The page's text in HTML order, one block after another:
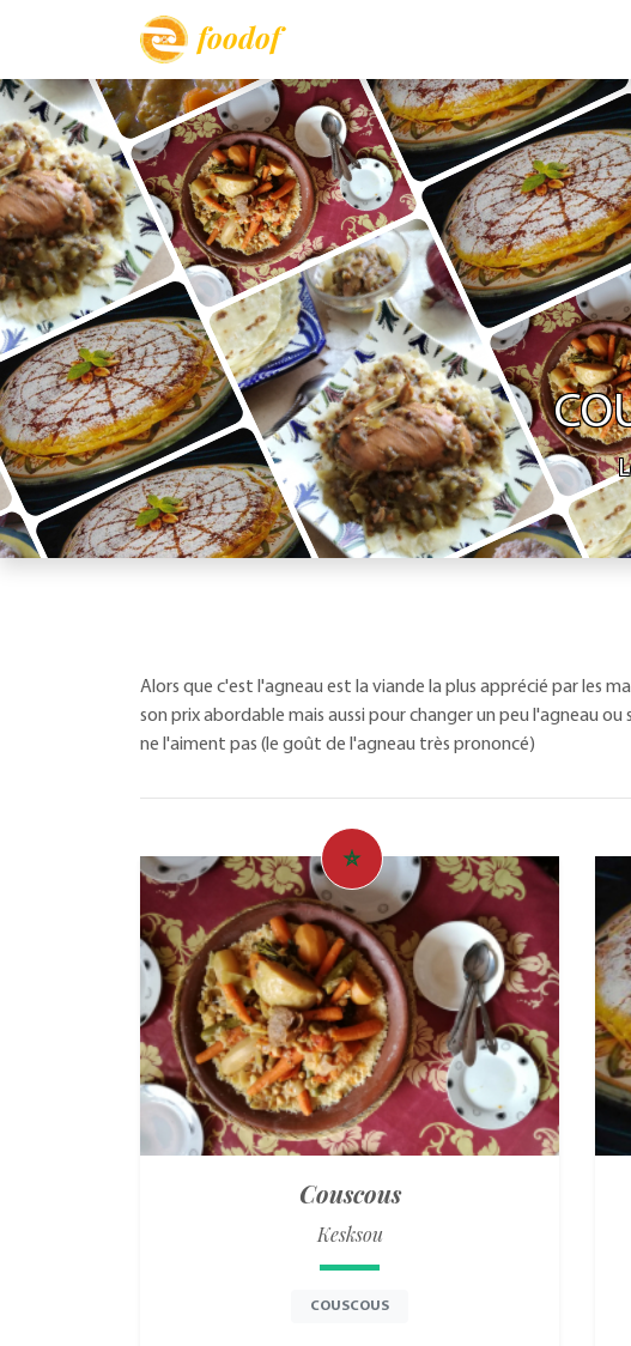
foodof
Alors que c'est l'agneau est la viande la plus apprécié par les
son prix abordable mais aussi pour changer un peu l'agneau
ne l'aiment pas (le goût de l'agneau très prononcé)
Couscous
Kesksou
COUSCOUS